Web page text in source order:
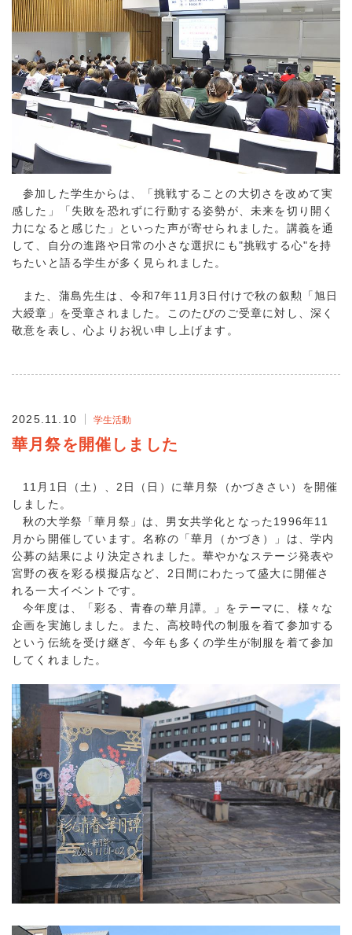
参加した学生からは、「挑戦することの大切さを改めて実
感した」「失敗を恐れずに行動する姿勢が、未来を切り開く
力になると感じた」といった声が寄せられました。講義を通
して、自分の進路や日常の小さな選択にも"挑戦する心"を持
ちたいと語る学生が多く見られました。
また、蒲島先生は、令和7年11月3日付けで秋の叙勲「旭日
大綬章」を受章されました。このたびのご受章に対し、深く
敬意を表し、心よりお祝い申し上げます。
2025.11.10 学生活動
華月祭を開催しました
11月1日（土）、2日（日）に華月祭（かづきさい）を開催
しました。
秋の大学祭「華月祭」は、男女共学化となった1996年11
月から開催しています。名称の「華月（かづき）」は、学内
公募の結果により決定されました。華やかなステージ発表や
宮野の夜を彩る模擬店など、2日間にわたって盛大に開催さ
れる一大イベントです。
今年度は、「彩る、青春の華月譚。」をテーマに、様々な
企画を実施しました。また、高校時代の制服を着て参加する
という伝統を受け継ぎ、今年も多くの学生が制服を着て参加
してくれました。